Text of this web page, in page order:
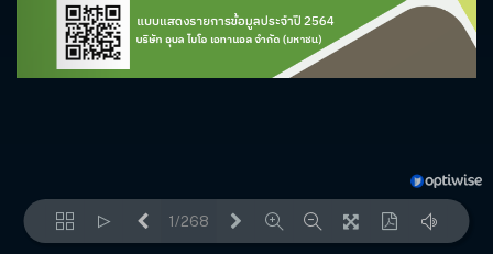
1/268